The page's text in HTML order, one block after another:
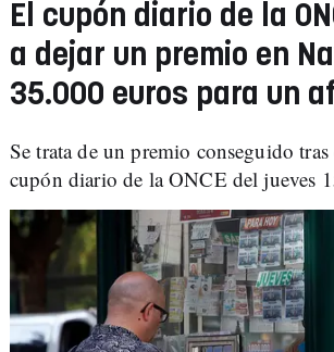
El cupón diario de la
a dejar un premio en
35.000 euros para un
Se trata de un premio conseguido
cupón diario de la ONCE del jueves